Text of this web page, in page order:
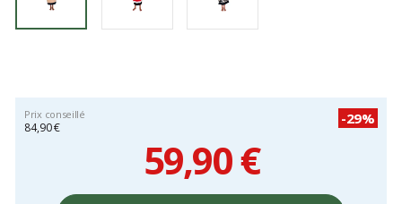
Prix conseillé
84,90 €
-29%
59,90 €